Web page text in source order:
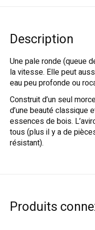
Description
Une pale ronde (queue
la vitesse. Elle peut
eau peu profonde ou
Construit d’un seul
d’une beauté
essences de bois.
tous (plus il y a de
résistant).
Produits